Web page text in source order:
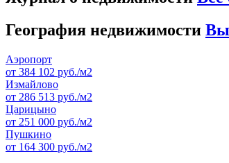
География недвижимости
Аэропорт
от 384 102 руб./м2
Измайлово
от 286 513 руб./м2
Царицыно
от 251 000 руб./м2
Пушкино
от 164 300 руб./м2